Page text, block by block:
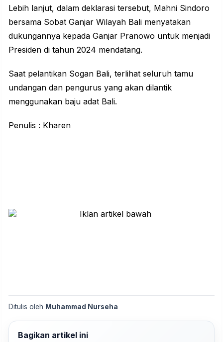
Lebih lanjut, dalam deklarasi tersebut, Mahni Sindoro
bersama Sobat Ganjar Wilayah Bali menyatakan
dukungannya kepada Ganjar Pranowo untuk menjadi
Presiden di tahun 2024 mendatang.
Saat pelantikan Sogan Bali, terlihat seluruh tamu
undangan dan pengurus yang akan dilantik
menggunakan baju adat Bali.
Penulis : Kharen
Ditulis oleh Muhammad Nurseha
Bagikan artikel ini